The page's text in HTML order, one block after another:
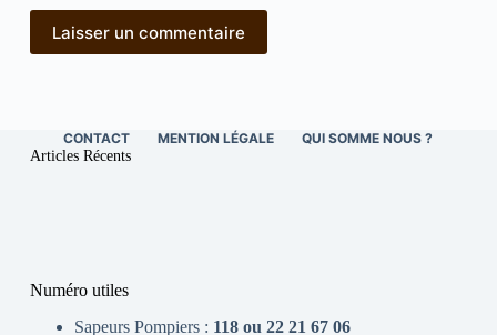
Laisser un commentaire
CONTACT MENTION LÉGALE QUI SOMME NOUS ?
Articles Récents
Numéro utiles
Sapeurs Pompiers : 118 ou 22 21 67 06